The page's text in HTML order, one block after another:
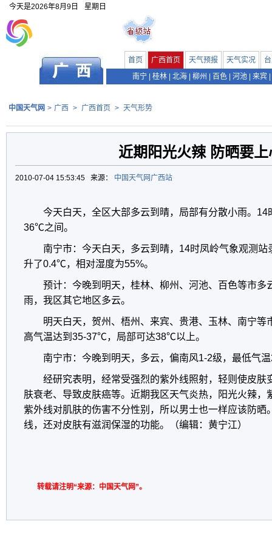
今天是2026年8月9日 星期日
首页 广西首页 天气预报 天气实况
南宁
桂林 北海 柳州 百色 河池 来宾
中国天气网 > 广西 > 广西首页 > 天气形势
近期阳光火辣 防晒要上
2010-07-04 15:53:45 来源： 中国天气网广西站
今天白天，全区大部多云到晴，局部有分散小雨。
36℃之间。
南宁市：今天白天，多云到晴，14时凤岭气象观测
升了0.4℃，相对湿度为55%。
预计：今晚到明天，桂林、柳州、河池、百色等市多
雨，我区其它地区多云。
明天白天，贺州、梧州、来宾、贵港、玉林、南宁等
高气温达到35-37℃，局部可达38℃以上。
南宁市：今晚到明天，多云，偏南风1-2级，最低气
经研究表明，经常受强烈的紫外线照射，轻则使皮肤
肤衰老、导致皮肤癌等。近期我区天气炎热，阳光火辣，
紫外线对肌肤的伤害不分性别，所以男士也一样应该防晒
线，还对皮肤有滋润保湿的功能。（编辑：黄宁江）
转载请注明“来源：中国天气网”。